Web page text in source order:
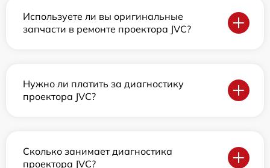
Используете ли вы оригинальные
запчасти в ремонте проектора JVC?
Нужно ли платить за диагностику
проектора JVC?
Сколько занимает диагностика
проектора JVC?